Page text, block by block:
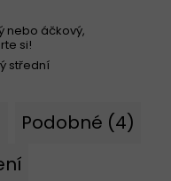
nebo áčkový,
si!
střední
Podobné (4)